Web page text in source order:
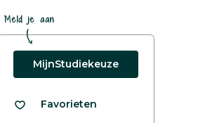
Meld je aan
MijnStudiekeuze
Favorieten